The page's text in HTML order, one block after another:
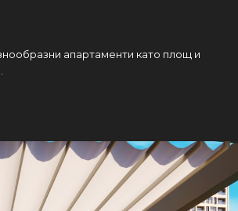
апартаменти като площ и